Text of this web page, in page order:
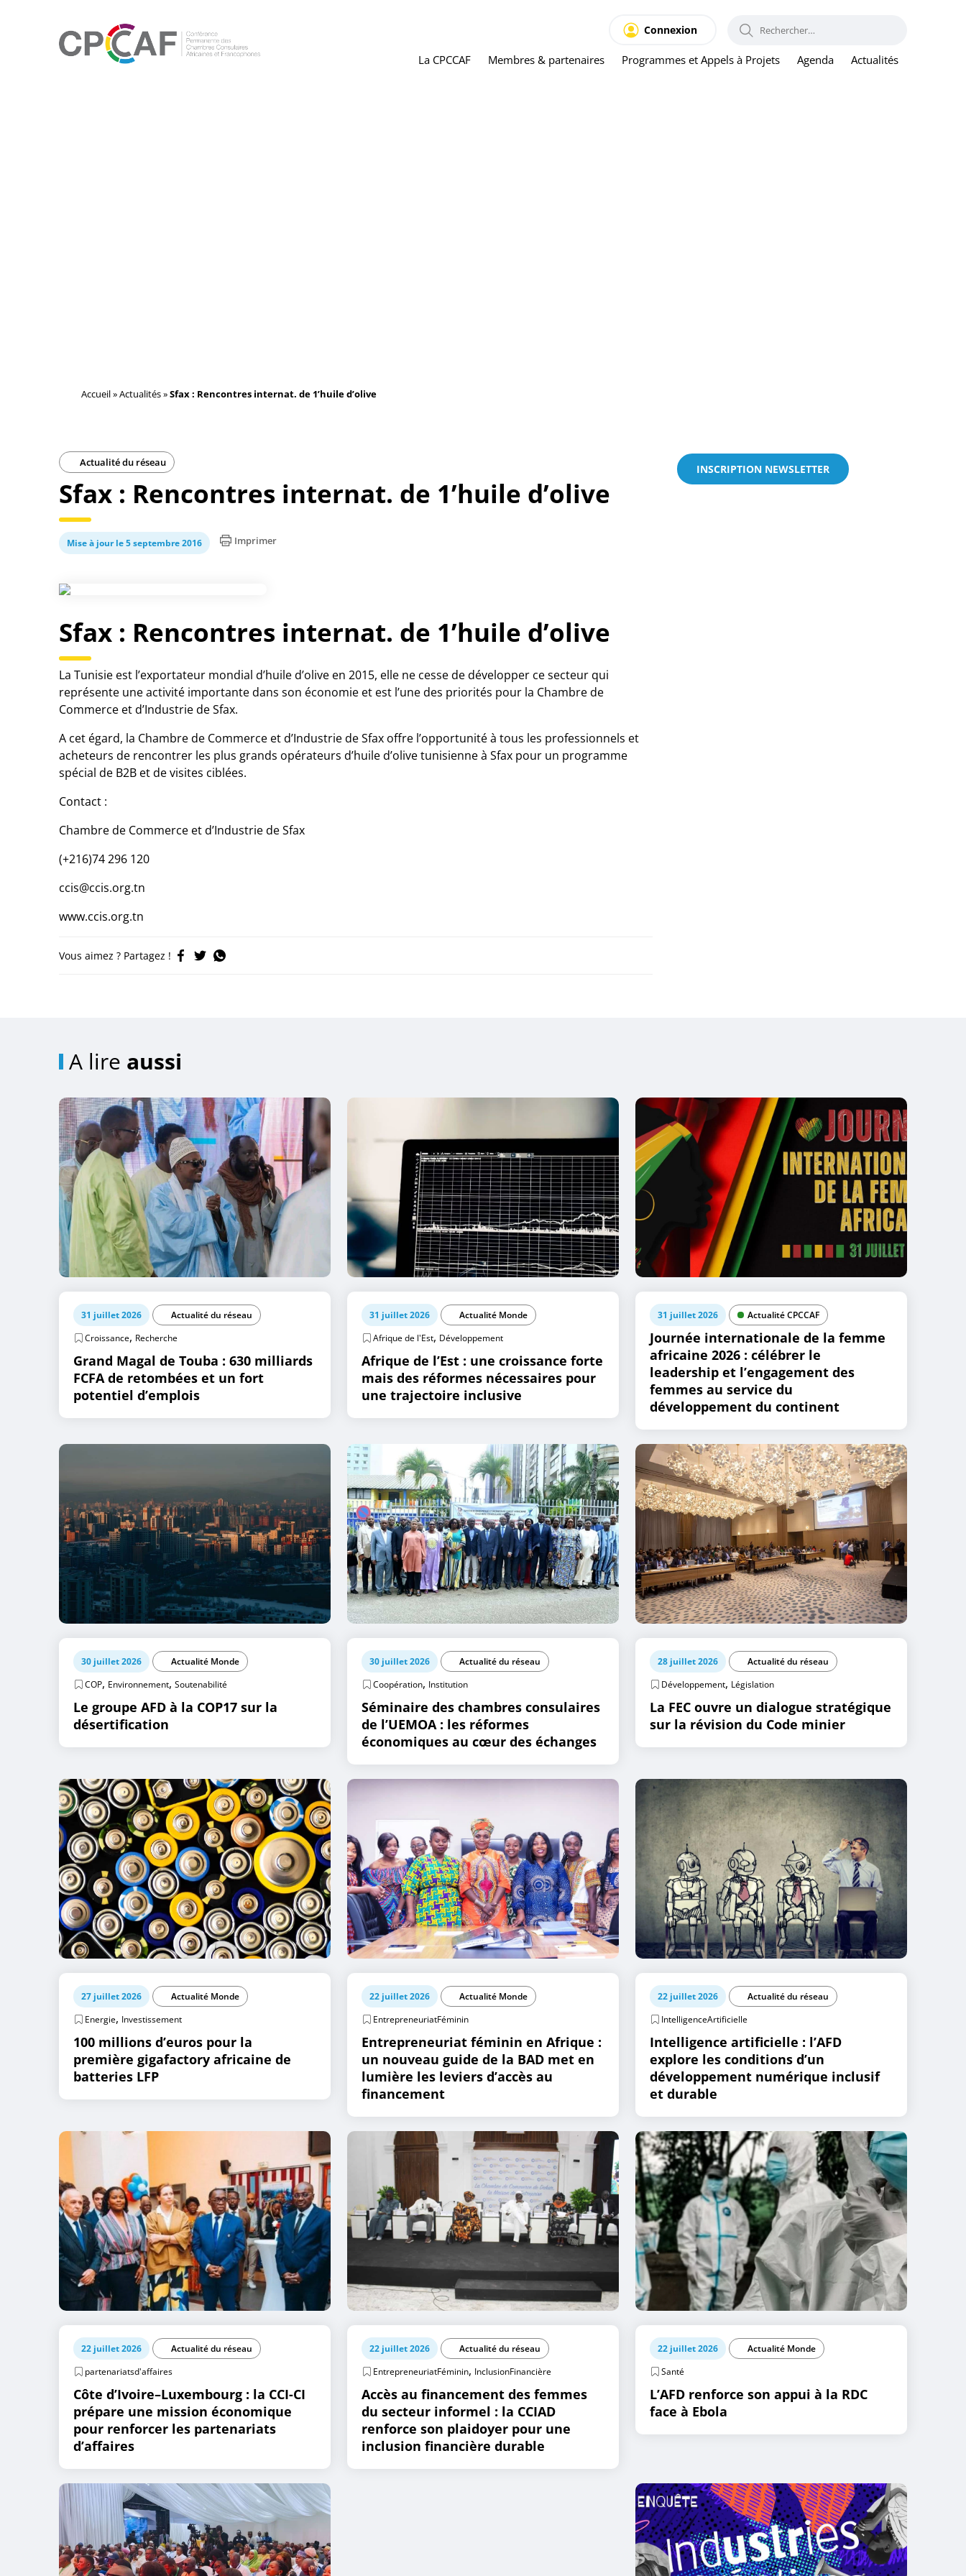
La CPCCAF Membres & partenaires Programmes et Appels à Projets Agenda Actualités
Connexion RECHERCHER :
Accueil»Actualités»Sfax : Rencontres internat. de 1’huile d’olive
Actualité du réseau
Sfax : Rencontres internat. de 1’huile d’olive
Mise à jour le 5 septembre 2016 Imprimer
Sfax : Rencontres internat. de 1’huile d’olive
La Tunisie est l’exportateur mondial d’huile d’olive en 2015, elle ne cesse de développer ce secteur qui
représente une activité importante dans son économie et est l’une des priorités pour la Chambre de
Commerce et d’Industrie de Sfax.
A cet égard, la Chambre de Commerce et d’Industrie de Sfax offre l’opportunité à tous les professionnels et
acheteurs de rencontrer les plus grands opérateurs d’huile d’olive tunisienne à Sfax pour un programme
spécial de B2B et de visites ciblées.
Contact :
Chambre de Commerce et d’Industrie de Sfax
(+216)74 296 120
ccis@ccis.org.tn
www.ccis.org.tn
Vous aimez ? Partagez !
INSCRIPTION NEWSLETTER
A lire aussi
31 juillet 2026
Actualité du réseau
Croissance, Recherche
Grand Magal de Touba : 630 milliards
FCFA de retombées et un fort
potentiel d’emplois
31 juillet 2026
Actualité Monde
Afrique de l'Est, Développement
Afrique de l’Est : une croissance forte
mais des réformes nécessaires pour
une trajectoire inclusive
31 juillet 2026 Actualité CPCCAF
Journée internationale de la femme
africaine 2026 : célébrer le
leadership et l’engagement des
femmes au service du
développement du continent
30 juillet 2026
Actualité Monde
COP, Environnement, Soutenabilité
Le groupe AFD à la COP17 sur la
désertification
30 juillet 2026
Actualité du réseau
Coopération, Institution
Séminaire des chambres consulaires
de l’UEMOA : les réformes
économiques au cœur des échanges
28 juillet 2026
Actualité du réseau
Développement, Législation
La FEC ouvre un dialogue stratégique
sur la révision du Code minier
27 juillet 2026
Actualité Monde
Energie, Investissement
100 millions d’euros pour la
première gigafactory africaine de
batteries LFP
22 juillet 2026
Actualité Monde
EntrepreneuriatFéminin
Entrepreneuriat féminin en Afrique :
un nouveau guide de la BAD met en
lumière les leviers d’accès au
financement
22 juillet 2026
Actualité du réseau
IntelligenceArtificielle
Intelligence artificielle : l’AFD
explore les conditions d’un
développement numérique inclusif
et durable
22 juillet 2026
Actualité du réseau
partenariatsd'affaires
Côte d’Ivoire–Luxembourg : la CCI-CI
prépare une mission économique
pour renforcer les partenariats
d’affaires
22 juillet 2026
Actualité du réseau
EntrepreneuriatFéminin, InclusionFinancière
Accès au financement des femmes
du secteur informel : la CCIAD
renforce son plaidoyer pour une
inclusion financière durable
22 juillet 2026
Actualité Monde
Santé
L’AFD renforce son appui à la RDC
face à Ebola